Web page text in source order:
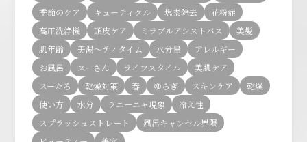
季節のケア
キューティクル 塩素除去
花粉症
高圧洗浄機
頭皮ケア ミラブルアシストバス
美髪
肌年齢
美湯〜ティタイム 水分量
アレルギー
お風呂
スーさん ライフスタイル
美肌ケア
スーたろ
乾燥対策 春 ゆらぎ スキンケア
乾燥
使い方
水分 ラニーニャ現象
冷え性
スプラッシュストレート
風呂キャンセル界隈